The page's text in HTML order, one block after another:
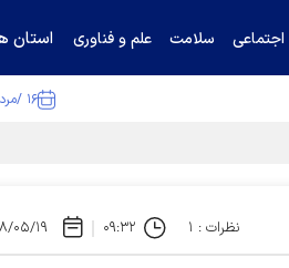
اجتماعی سلامت علم و فناوری استان
۱۶ /مرداد /۱۴۰۵
نظرات : ۱ ۰۹:۳۲ ۱۳۹۸/